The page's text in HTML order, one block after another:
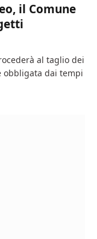
il Comune
al taglio dei
obbligata dai tempi